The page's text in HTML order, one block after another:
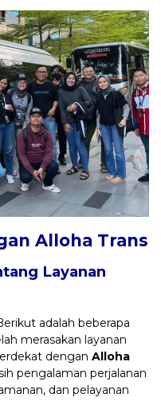
Alloha Trans
Layanan
adalah beberapa
merasakan layanan
dengan Alloha
pengalaman perjalanan
dan pelayanan